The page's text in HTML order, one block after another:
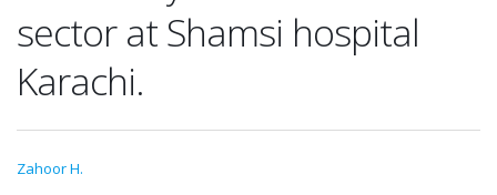
sector at Shamsi hospital
Karachi.
Zahoor H.